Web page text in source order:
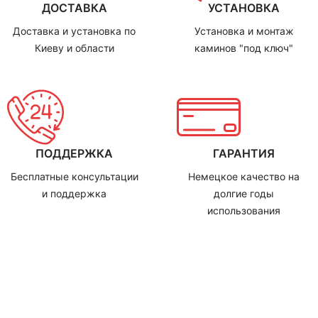
ДОСТАВКА
Доставка и установка по
Киеву и области
УСТАНОВКА
Установка и монтаж
каминов "под ключ"
ПОДДЕРЖКА
Бесплатные консультации
и поддержка
ГАРАНТИЯ
Немецкое качество на
долгие годы
использования